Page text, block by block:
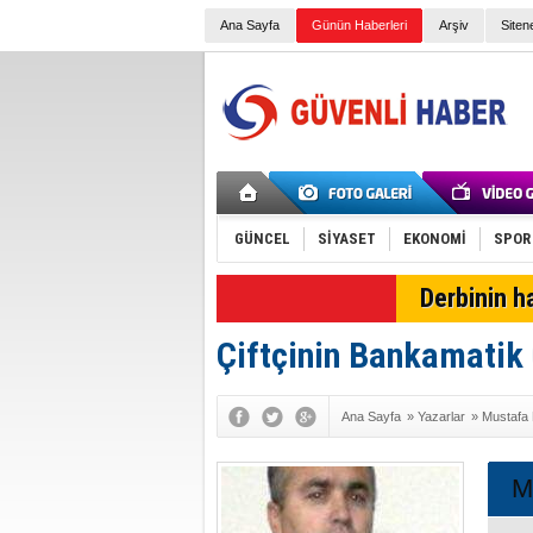
Ana Sayfa Günün Haberleri Arşiv
GÜNCEL SİYASET EKONOMİ SPOR
Derbinin
Çiftçinin Bankamatik
Ana Sayfa » Yazarlar » Mustafa